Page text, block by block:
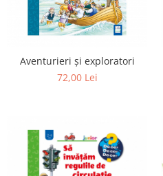
Aventurieri și exploratori
72,00 Lei